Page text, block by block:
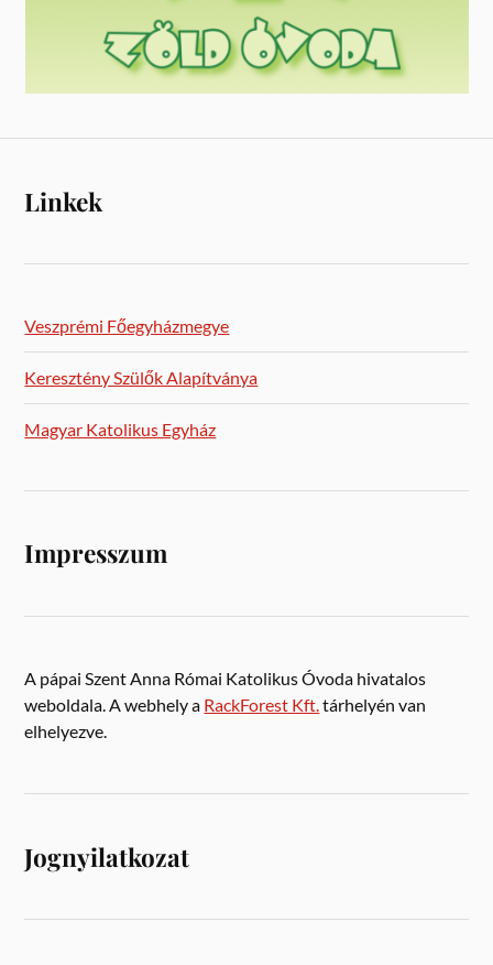
Linkek
Veszprémi Főegyházmegye
Keresztény Szülők Alapítványa
Magyar Katolikus Egyház
Impresszum
A pápai Szent Anna Római Katolikus Óvoda hivatalos
weboldala. A webhely a RackForest Kft.tárhelyén van
elhelyezve.
Jognyilatkozat